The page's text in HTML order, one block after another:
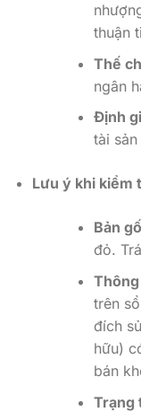
thuận
Thế
ngân
Định
tài
Lưu ý khi kiểm
Bản
đỏ.
trên
đích
hữu)
bán
Trạng